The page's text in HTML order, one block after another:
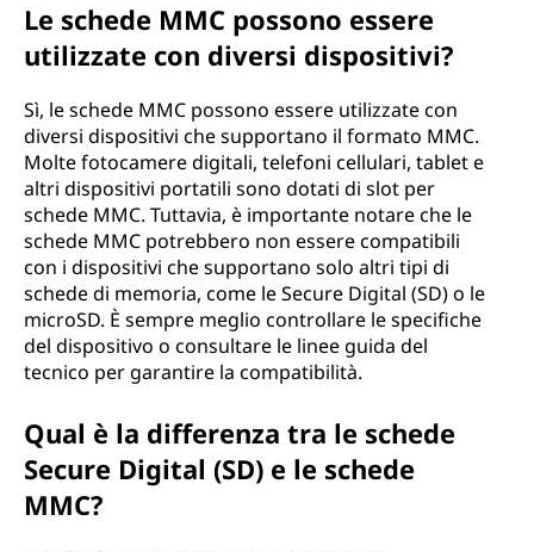
Le schede MMC possono essere
utilizzate con diversi dispositivi?
Sì, le schede MMC possono essere utilizzate con
diversi dispositivi che supportano il formato MMC.
Molte fotocamere digitali, telefoni cellulari, tablet e
altri dispositivi portatili sono dotati di slot per
schede MMC. Tuttavia, è importante notare che le
schede MMC potrebbero non essere compatibili
con i dispositivi che supportano solo altri tipi di
schede di memoria, come le Secure Digital (SD) o le
microSD. È sempre meglio controllare le specifiche
del dispositivo o consultare le linee guida del
tecnico per garantire la compatibilità.
Qual è la differenza tra le schede
Secure Digital (SD) e le schede
MMC?